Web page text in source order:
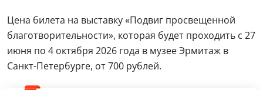
Цена билета на выставку «Подвиг просвещенной
благотворительности», которая будет проходить с 27
июня по 4 октября 2026 года в музее Эрмитаж в
Санкт-Петербурге, от 700 рублей.